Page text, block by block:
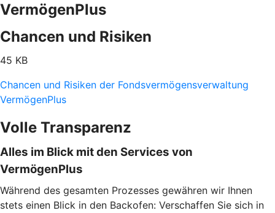
VermögenPlus
Chancen und Risiken
45 KB
Chancen und Risiken der Fondsvermögensverwaltung
VermögenPlus
Volle Transparenz
Alles im Blick mit den Services von
VermögenPlus
Während des gesamten Prozesses gewähren wir Ihnen
stets einen Blick in den Backofen: Verschaffen Sie sich in